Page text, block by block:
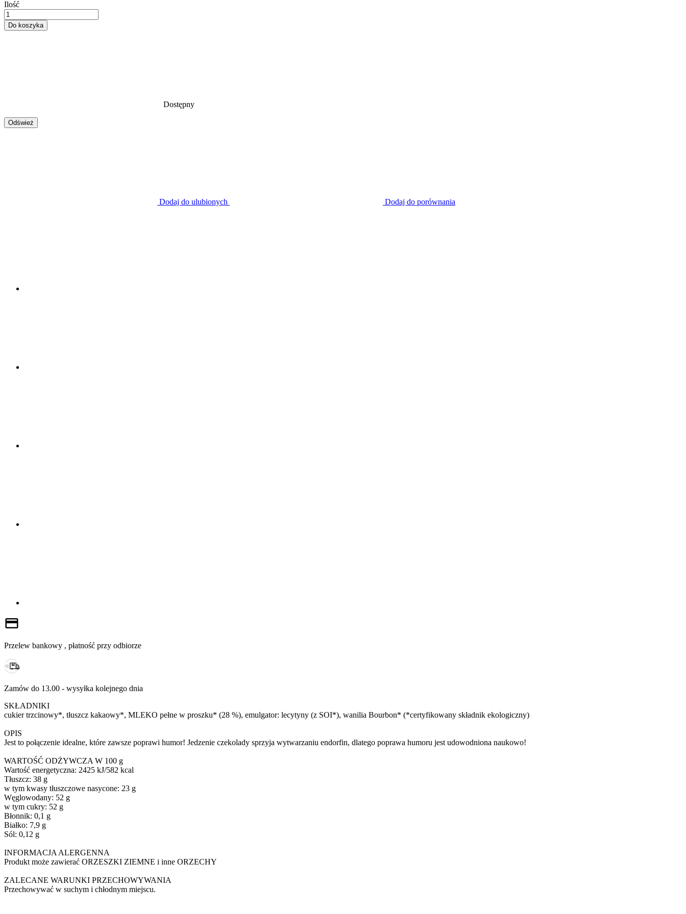
Ilość
Do koszyka
Dostępny
Dodaj do ulubionych Dodaj do porównania
Przelew bankowy , płatność przy odbiorze
Zamów do 13.00 - wysyłka kolejnego dnia
SKŁADNIKI
cukier trzcinowy*, tłuszcz kakaowy*, MLEKO pełne w proszku* (28 %), emulgator: lecytyny (z SOI*), wanilia Bourbon* (*certyfikowany składnik ekologiczny)
OPIS
Jest to połączenie idealne, które zawsze poprawi humor! Jedzenie czekolady sprzyja wytwarzaniu endorfin, dlatego poprawa humoru jest udowodniona naukowo!
WARTOŚĆ ODŻYWCZA W 100 g
Wartość energetyczna: 2425 kJ/582 kcal
Tłuszcz: 38 g
w tym kwasy tłuszczowe nasycone: 23 g
Węglowodany: 52 g
w tym cukry: 52 g
Błonnik: 0,1 g
Białko: 7,9 g
Sól: 0,12 g
INFORMACJA ALERGENNA
Produkt może zawierać ORZESZKI ZIEMNE i inne ORZECHY
ZALECANE WARUNKI PRZECHOWYWANIA
Przechowywać w suchym i chłodnym miejscu.